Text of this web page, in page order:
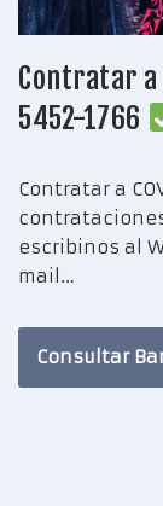
Contratar a
5452-1766
Contratar a
contrataciones
escribinos al
mail…
Consultar